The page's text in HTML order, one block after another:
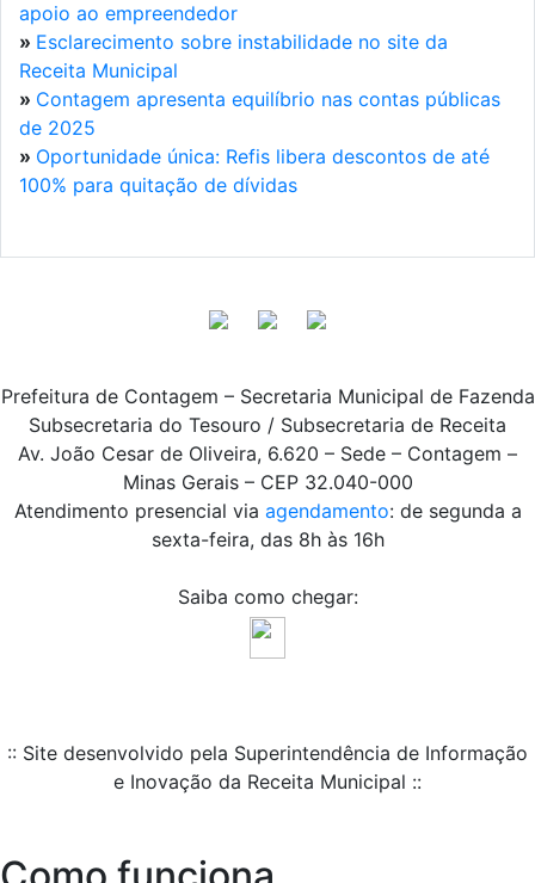
apoio ao empreendedor
» Esclarecimento sobre instabilidade no site da
Receita Municipal
» Contagem apresenta equilíbrio nas contas públicas
de 2025
» Oportunidade única: Refis libera descontos de até
100% para quitação de dívidas
Prefeitura de Contagem – Secretaria Municipal de Fazenda
Subsecretaria do Tesouro / Subsecretaria de Receita
Av. João Cesar de Oliveira, 6.620 – Sede – Contagem –
Minas Gerais – CEP 32.040-000
Atendimento presencial via agendamento: de segunda a
sexta-feira, das 8h às 16h
Saiba como chegar:
:: Site desenvolvido pela Superintendência de Informação
e Inovação da Receita Municipal ::